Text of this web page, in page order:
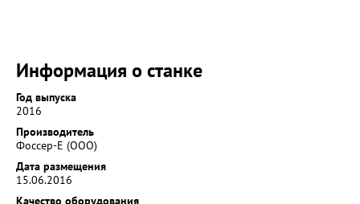
Информация о станке
Год выпуска
2016
Производитель
Фоссер-Е (ООО)
Дата размещения
15.06.2016
Качество оборудования